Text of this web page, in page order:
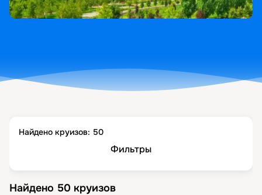
Найдено круизов: 50
Фильтры
Найдено 50 круизов